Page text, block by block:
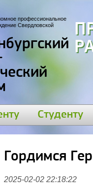
профессиональное
Свердловской
Студенту
Гордимся
2025-02-02 22:18:22